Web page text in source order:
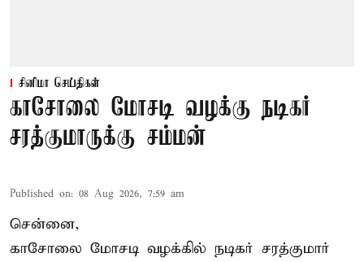
சினிமா செய்திகள்
காசோலை மோசடி வழக்கு நடிகர்
சரத்குமாருக்கு சம்மன்
Published on: 08 Aug 2026, 7:59 am
சென்னை,
காசோலை மோசடி வழக்கில் நடிகர் சரத்குமார்